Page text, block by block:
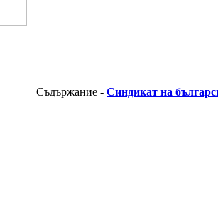
Съдържание - Синдикат на